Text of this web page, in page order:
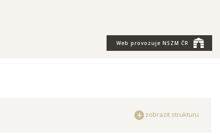
Web provozuje NSZM ČR
zobrazit strukturu